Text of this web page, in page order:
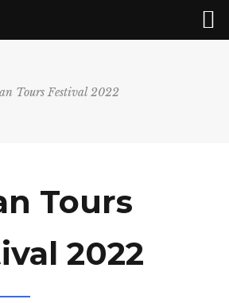
Tours Festival 2022
Tours
2022